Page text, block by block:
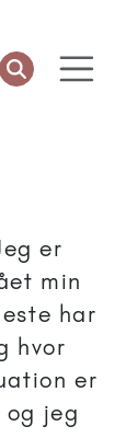
er
min
har
hvor
er
og jeg